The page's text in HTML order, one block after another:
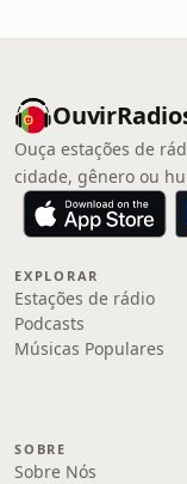
Ouça estações de
cidade, gênero ou
EXPLORAR
Estações de rádio
Podcasts
Músicas Populares
SOBRE
Sobre Nós